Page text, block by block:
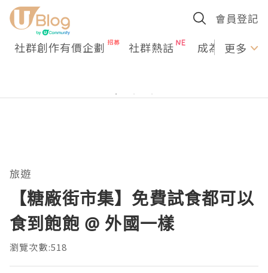
會員登記
社群創作有價企劃 社群熱話 成為U更多
旅遊
【糖廠街市集】免費試食都可以
食到飽飽 @ 外國一樣
瀏覽次數:518